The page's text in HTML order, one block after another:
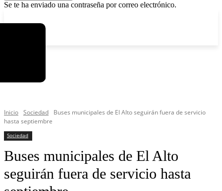
Se te ha enviado una contraseña por correo electrónico.
Inicio Sociedad
Buses municipales de El Alto seguirán fuera de servicio
hasta septiembre
Sociedad
Buses municipales de El Alto
seguirán fuera de servicio hasta